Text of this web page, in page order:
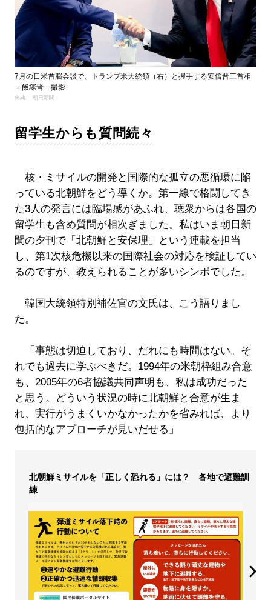
7月の日米首脳会談で、トランプ米大統領（右）と握手する安倍晋三首相
＝飯塚晋一撮影
出典： 朝日新聞
留学生からも質問続々
核・ミサイルの開発と国際的な孤立の悪循環に陥
っている北朝鮮をどう導くか。第一線で格闘してき
た3人の発言には臨場感があふれ、聴衆からは各国の
留学生も含め質問が相次ぎました。私はいま朝日新
聞の夕刊で「北朝鮮と安保理」という連載を担当
し、第1次核危機以来の国際社会の対応を検証してい
るのですが、教えられることが多いシンポでした。
韓国大統領特別補佐官の文氏は、こう語りまし
た。
「事態は切迫しており、だれにも時間はない。そ
れでも過去に学ぶべきだ。1994年の米朝枠組み合意
も、2005年の6者協議共同声明も、私は成功だった
と思う。どういう状況の時に北朝鮮と合意が生ま
れ、実行がうまくいかなかったかを省みれば、より
包括的なアプローチが見いだせる」
北朝鮮ミサイルを「正しく恐れる」には？ 各地で避難訓
練